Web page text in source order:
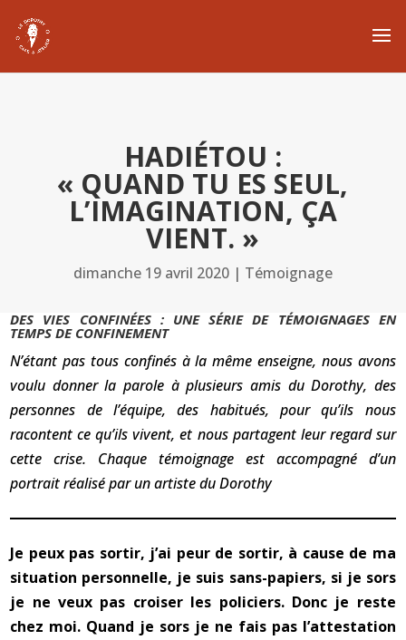
HADIÉTOU :
« QUAND TU ES SEUL,
L’IMAGINATION, ÇA
VIENT. »
dimanche 19 avril 2020| Témoignage
DES VIES CONFINÉES: UNE SÉRIE DE TÉMOIGNAGES EN
TEMPS DE CONFINEMENT
N’étant pas tous confinés à la même enseigne, nous avons
voulu donner la parole à plusieurs amis du Dorothy, des
personnes de l’équipe, des habitués, pour qu’ils nous
racontent ce qu’ils vivent, et nous partagent leur regard sur
cette crise. Chaque témoignage est accompagné d’un
portrait réalisé par un artiste du Dorothy
Je peux pas sortir, j’ai peur de sortir, à cause de ma
situation personnelle, je suis sans-papiers, si je sors
je ne veux pas croiser les policiers. Donc je reste
chez moi. Quand je sors je ne fais pas l’attestation